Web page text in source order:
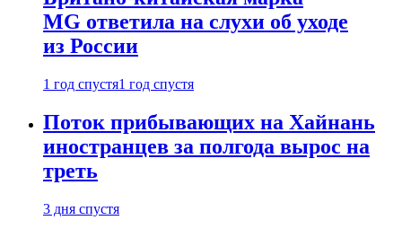
MG ответила на слухи об уходе
из России
1 год спустя1 год спустя
Поток прибывающих на Хайнань
иностранцев за полгода вырос на
треть
3 дня спустя